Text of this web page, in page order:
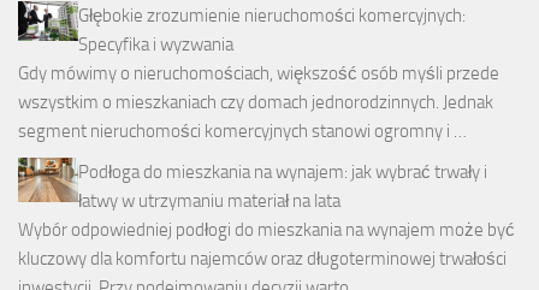
Głębokie zrozumienie nieruchomości komercyjnych:
Specyfika i wyzwania
Gdy mówimy o nieruchomościach, większość osób myśli przede
wszystkim o mieszkaniach czy domach jednorodzinnych. Jednak
segment nieruchomości komercyjnych stanowi ogromny i …
Podłoga do mieszkania na wynajem: jak wybrać trwały i
łatwy w utrzymaniu materiał na lata
Wybór odpowiedniej podłogi do mieszkania na wynajem może być
kluczowy dla komfortu najemców oraz długoterminowej trwałości